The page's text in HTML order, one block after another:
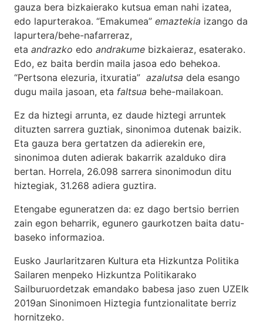
gauza bera bizkaierako kutsua eman nahi izatea,
edo lapurterakoa. “Emakumea” emaztekia izango da
lapurtera/behe-nafarreraz,
eta andrazko edo andrakume bizkaieraz, esaterako.
Edo, ez baita berdin maila jasoa edo behekoa.
“Pertsona elezuria, itxuratia” azalutsa dela esango
dugu maila jasoan, eta faltsua behe-mailakoan.
Ez da hiztegi arrunta, ez daude hiztegi arruntek
dituzten sarrera guztiak, sinonimoa dutenak baizik.
Eta gauza bera gertatzen da adierekin ere,
sinonimoa duten adierak bakarrik azalduko dira
bertan. Horrela, 26.098 sarrera sinonimodun ditu
hiztegiak, 31.268 adiera guztira.
Etengabe eguneratzen da: ez dago bertsio berrien
zain egon beharrik, egunero gaurkotzen baita datu-
baseko informazioa.
Eusko Jaurlaritzaren Kultura eta Hizkuntza Politika
Sailaren menpeko Hizkuntza Politikarako
Sailburuordetzak emandako babesa jaso zuen UZEIk
2019an Sinonimoen Hiztegia funtzionalitate berriz
hornitzeko.